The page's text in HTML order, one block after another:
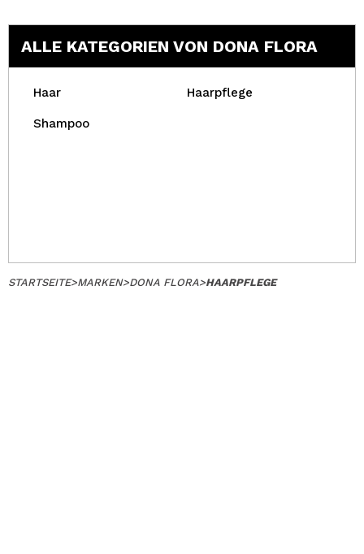
ALLE KATEGORIEN VON DONA FLORA
Haar Haarpflege
Shampoo
STARTSEITE>MARKEN>DONA FLORA>HAARPFLEGE